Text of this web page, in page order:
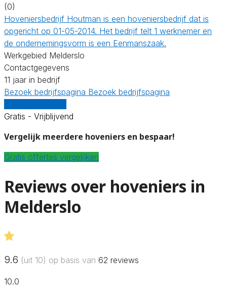
(0)
Hoveniersbedrijf Houtman is een hoveniersbedrijf dat is
opgericht op 01-05-2014. Het bedrijf telt 1 werknemer en
de ondernemingsvorm is een Eenmanszaak.
Werkgebied Melderslo
Contactgegevens
11 jaar in bedrijf
Bezoek bedrijfspagina Bezoek bedrijfspagina
Gratis - Vrijblijvend
Vergelijk meerdere hoveniers en bespaar!
Gratis offertes vergelijken
Reviews over hoveniers in
Melderslo
9.6 (uit 10) op basis van 62 reviews
10.0